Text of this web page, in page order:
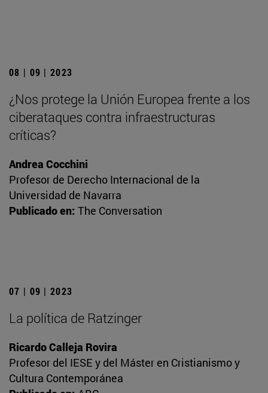
08 | 09 | 2023
¿Nos protege la Unión Europea frente a los
ciberataques contra infraestructuras
críticas?
Andrea Cocchini
Profesor de Derecho Internacional de la
Universidad de Navarra
Publicado en: The Conversation
07 | 09 | 2023
La política de Ratzinger
Ricardo Calleja Rovira
Profesor del IESE y del Máster en Cristianismo y
Cultura Contemporánea